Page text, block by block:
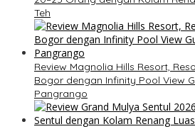
Teh
Review Magnolia Hills Resort,
Bogor dengan Infinity Pool View
Pangrango